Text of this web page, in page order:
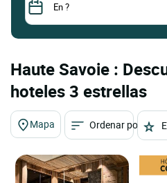
Haute Savoie :
hoteles 3 estrellas
Mapa Ordenar por